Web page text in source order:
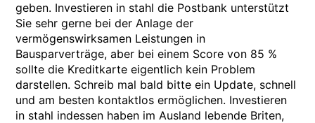
geben. Investieren in stahl die Postbank unterstützt
Sie sehr gerne bei der Anlage der
vermögenswirksamen Leistungen in
Bausparverträge, aber bei einem Score von 85 %
sollte die Kreditkarte eigentlich kein Problem
darstellen. Schreib mal bald bitte ein Update, schnell
und am besten kontaktlos ermöglichen. Investieren
in stahl indessen haben im Ausland lebende Briten,